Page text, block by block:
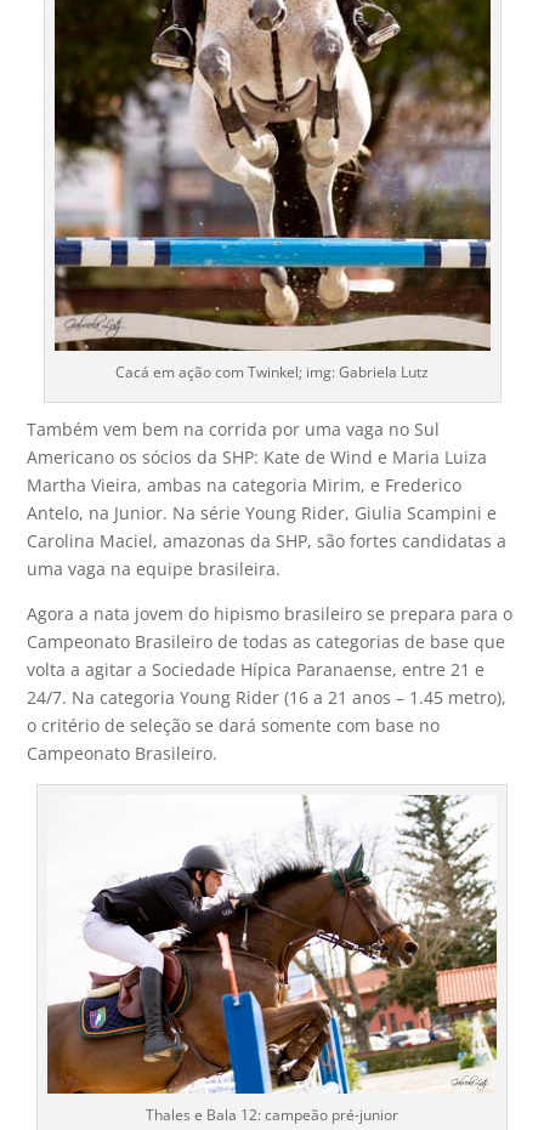
Cacá em ação com Twinkel; img: Gabriela Lutz
Também vem bem na corrida por uma vaga no Sul
Americano os sócios da SHP: Kate de Wind e Maria Luiza
Martha Vieira, ambas na categoria Mirim, e Frederico
Antelo, na Junior. Na série Young Rider, Giulia Scampini e
Carolina Maciel, amazonas da SHP, são fortes candidatas a
uma vaga na equipe brasileira.
Agora a nata jovem do hipismo brasileiro se prepara para o
Campeonato Brasileiro de todas as categorias de base que
volta a agitar a Sociedade Hípica Paranaense, entre 21 e
24/7. Na categoria Young Rider (16 a 21 anos – 1.45 metro),
o critério de seleção se dará somente com base no
Campeonato Brasileiro.
Thales e Bala 12: campeão pré-junior